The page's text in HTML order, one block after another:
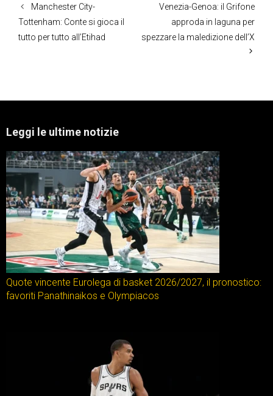
Manchester City-
Tottenham: Conte si gioca il
tutto per tutto all’Etihad
Venezia-Genoa: il Grifone
approda in laguna per
spezzare la maledizione dell’X
Leggi le ultime notizie
Quote vincente Eurolega di basket 2026/2027, il pronostico:
favoriti Panathinaikos e Olympiacos